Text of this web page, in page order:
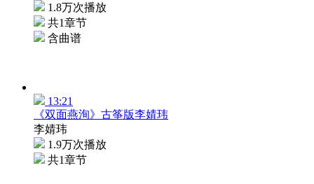
1.8万次播放
共1章节
含曲谱
13:21
《双面燕洵》古筝版李婧玮
李婧玮
1.9万次播放
共1章节